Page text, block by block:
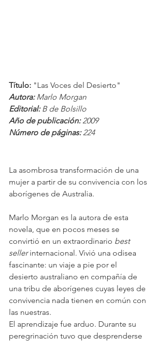
Título: "Las Voces del Desierto"
Autora: Marlo Morgan
Editorial: B de Bolsillo
Año de publicación: 2009
Número de páginas: 224
La asombrosa transformación de una
mujer a partir de su convivencia con los
aborígenes de Australia.
Marlo Morgan es la autora de esta
novela, que en pocos meses se
convirtió en un extraordinario best
seller internacional. Vivió una odisea
fascinante: un viaje a pie por el
desierto australiano en compañía de
una tribu de aborígenes cuyas leyes de
convivencia nada tienen en común con
las nuestras.
El aprendizaje fue arduo. Durante su
peregrinación tuvo que desprenderse